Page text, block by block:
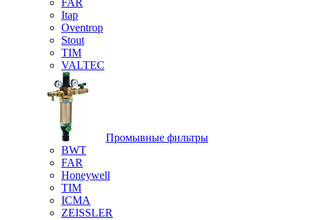
FAR
Itap
Oventrop
Stout
TIM
VALTEC
Промывные фильтры
BWT
FAR
Honeywell
TIM
ICMA
ZEISSLER